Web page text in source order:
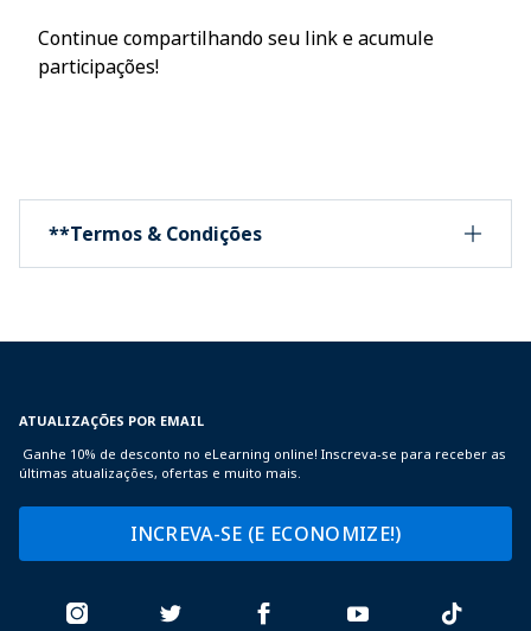
Continue compartilhando seu link e acumule
participações!
**Termos & Condições
ATUALIZAÇÕES POR EMAIL
Ganhe 10% de desconto no eLearning online! Inscreva-se para receber as
últimas atualizações, ofertas e muito mais.
INCREVA-SE (E ECONOMIZE!)